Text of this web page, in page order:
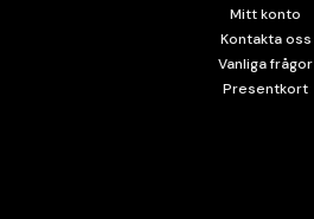
Mitt konto
Kontakta oss
Vanliga frågor
Presentkort